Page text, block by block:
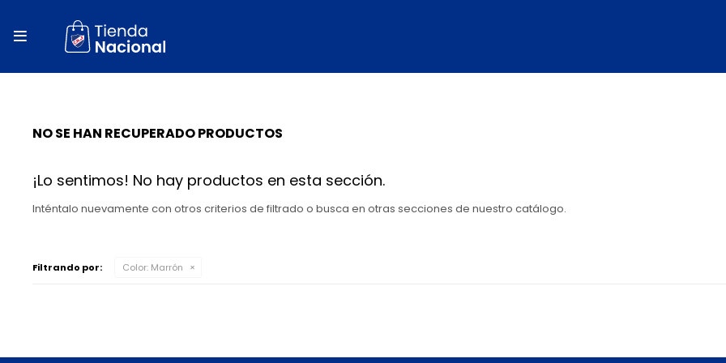

NO SE HAN RECUPERADO PRODUCTOS
¡Lo sentimos! No hay productos en esta sección.
Inténtalo nuevamente con otros criterios de filtrado o busca en otras secciones de nuestro catálogo.
Filtrando por: Color: Marrón
close
local_shipping
percent